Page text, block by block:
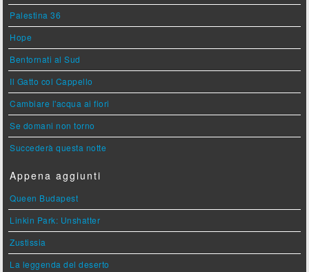
Palestina 36
Hope
Bentornati al Sud
Il Gatto col Cappello
Cambiare l'acqua ai fiori
Se domani non torno
Succederà questa notte
Appena aggiunti
Queen Budapest
Linkin Park: Unshatter
Zustissia
La leggenda del deserto